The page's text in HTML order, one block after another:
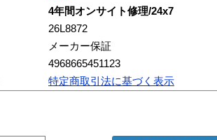
4年間オンサイト修理/24x7
26L8872
メーカー保証
4968665451123
特定商取引法に基づく表示